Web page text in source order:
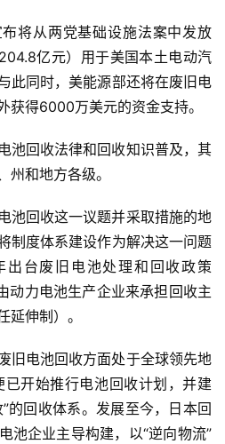
将从两党基础设施法案中发放
亿元）用于美国本土电动汽
此同时，美能源部还将在废旧电
获得6000万美元的资金支持。
池回收法律和回收知识普及，其
和地方各级。
池回收这一议题并采取措施的地
制度体系建设作为解决这一问题
台废旧电池处理和回收政策
动力电池生产企业来承担回收主
延伸制）。
旧电池回收方面处于全球领先地
开始推行电池回收计划，并建
的回收体系。发展至今，日本回
池企业主导构建，以“逆向物流”